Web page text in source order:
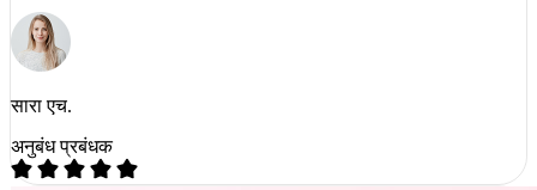
सारा एच.
अनुबंध प्रबंधक